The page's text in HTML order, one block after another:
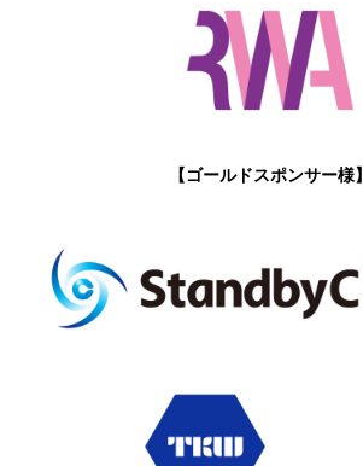
【ゴールドスポンサー様】